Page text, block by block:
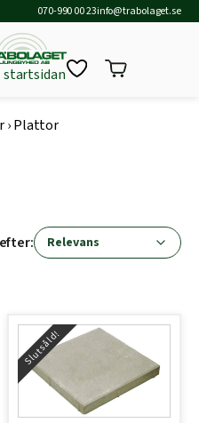
070-990 00 23info@trabolaget.se
›Plattor
Slutsåld!